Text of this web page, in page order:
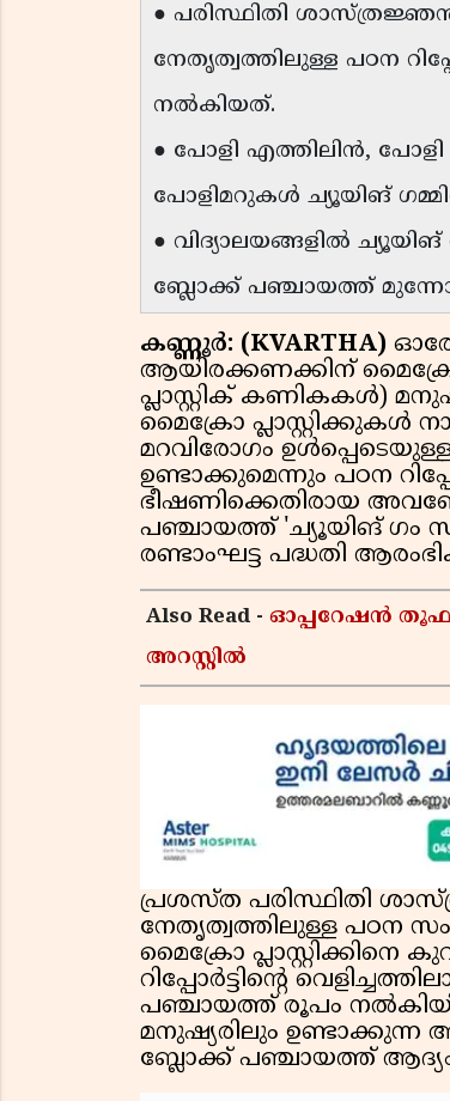
● പരിസ്ഥിതി
നേതൃത്വത്തിലുള്ള പഠന
നൽകിയത്.
● പോളി എത്തിലിൻ, പോളി
പോളിമറുകൾ ച്യൂയിങ്
● വിദ്യാലയങ്ങളിൽ
ബ്ലോക്ക് പഞ്ചായത്ത്
കണ്ണൂർ: (KVARTHA)
ആയിരക്കണക്കിന് മൈക്രോ
പ്ലാസ്റ്റിക് കണികകൾ)
മൈക്രോ പ്ലാസ്റ്റിക്കുകൾ
മറവിരോഗം
ഉണ്ടാക്കുമെന്നും പഠന
ഭീഷണിക്കെതിരായ
പഞ്ചായത്ത് 'ച്യൂയിങ് ഗം
രണ്ടാംഘട്ട പദ്ധതി
Also Read - ഓപ്പറേഷൻ
അറസ്റ്റിൽ
പ്രശസ്ത പരിസ്ഥിതി
നേതൃത്വത്തിലുള്ള പഠന
മൈക്രോ പ്ലാസ്റ്റിക്കിനെ
റിപ്പോർട്ടിന്റെ
പഞ്ചായത്ത് രൂപം
മനുഷ്യരിലും
ബ്ലോക്ക് പഞ്ചായത്ത് ആദ്യം